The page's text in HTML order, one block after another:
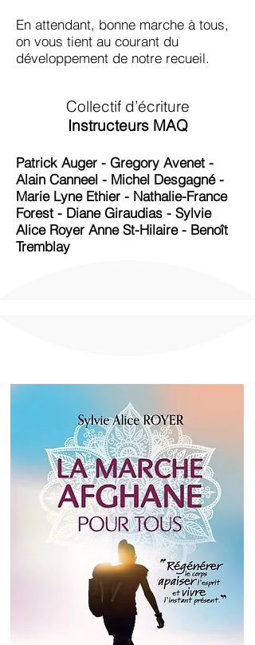
En attendant, bonne marche à tous,
on vous tient au courant du
développement de notre recueil.
Collectif d’écriture
Instructeurs MAQ
Patrick Auger - Gregory Avenet -
Alain Canneel - Michel Desgagné -
Marie Lyne Ethier - Nathalie-France
Forest - Diane Giraudias - Sylvie
Alice Royer Anne St-Hilaire - Benoît
Tremblay